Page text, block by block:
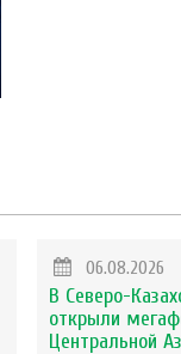
06.08.2026
В Северо-
открыли
Центральной